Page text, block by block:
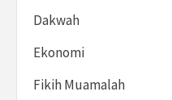
Dakwah
Ekonomi
Fikih Muamalah